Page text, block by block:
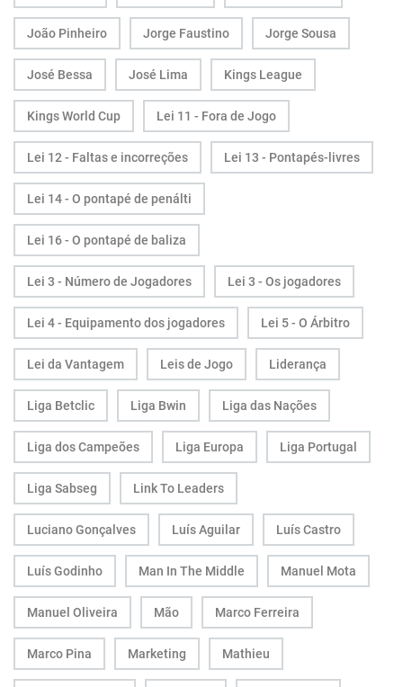
João Pinheiro Jorge Faustino Jorge Sousa
José Bessa José Lima Kings League
Kings World Cup Lei 11 - Fora de Jogo
Lei 12 - Faltas e incorreções Lei 13 - Pontapés-livres
Lei 14 - O pontapé de penálti
Lei 16 - O pontapé de baliza
Lei 3 - Número de Jogadores Lei 3 - Os jogadores
Lei 4 - Equipamento dos jogadores Lei 5 - O Árbitro
Lei da Vantagem Leis de Jogo Liderança
Liga Betclic Liga Bwin Liga das Nações
Liga dos Campeões Liga Europa Liga Portugal
Liga Sabseg Link To Leaders
Luciano Gonçalves Luís Aguilar Luís Castro
Luís Godinho Man In The Middle Manuel Mota
Manuel Oliveira Mão Marco Ferreira
Marco Pina Marketing Mathieu